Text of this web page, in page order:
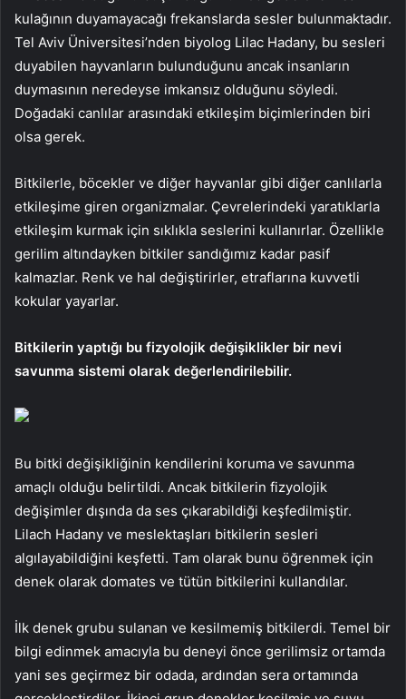
kulağının duyamayacağı frekanslarda sesler bulunmaktadır.
Tel Aviv Üniversitesi’nden biyolog Lilac Hadany, bu sesleri
duyabilen hayvanların bulunduğunu ancak insanların
duymasının neredeyse imkansız olduğunu söyledi.
Doğadaki canlılar arasındaki etkileşim biçimlerinden biri
olsa gerek.
Bitkilerle, böcekler ve diğer hayvanlar gibi diğer canlılarla
etkileşime giren organizmalar. Çevrelerindeki yaratıklarla
etkileşim kurmak için sıklıkla seslerini kullanırlar. Özellikle
gerilim altındayken bitkiler sandığımız kadar pasif
kalmazlar. Renk ve hal değiştirirler, etraflarına kuvvetli
kokular yayarlar.
Bitkilerin yaptığı bu fizyolojik değişiklikler bir nevi
savunma sistemi olarak değerlendirilebilir.
Bu bitki değişikliğinin kendilerini koruma ve savunma
amaçlı olduğu belirtildi. Ancak bitkilerin fizyolojik
değişimler dışında da ses çıkarabildiği keşfedilmiştir.
Lilach Hadany ve meslektaşları bitkilerin sesleri
algılayabildiğini keşfetti. Tam olarak bunu öğrenmek için
denek olarak domates ve tütün bitkilerini kullandılar.
İlk denek grubu sulanan ve kesilmemiş bitkilerdi. Temel bir
bilgi edinmek amacıyla bu deneyi önce gerilimsiz ortamda
yani ses geçirmez bir odada, ardından sera ortamında